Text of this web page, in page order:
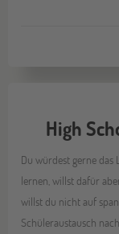
High
Du würdest gerne das
lernen, willst dafür
willst du nicht auf
Schüleraustausch